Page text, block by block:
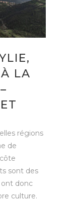
LA
régions
de
sont des
ont donc
culture.